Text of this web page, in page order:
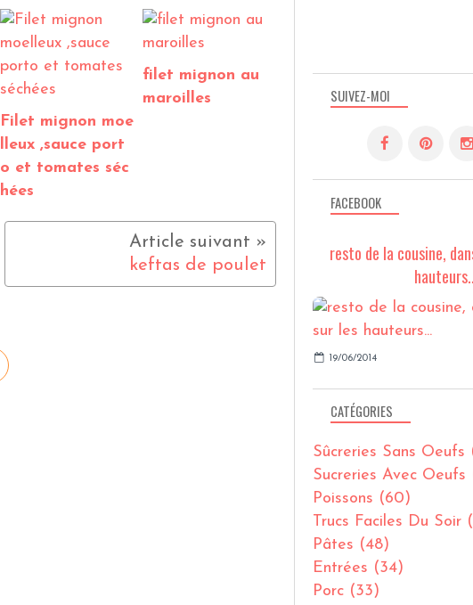
Filet mignon moe
lleux ,sauce port
o et tomates séc
hées
filet mignon au
maroilles
keftas de poulet
SUIVEZ-MOI
FACEBOOK
resto de la cousine,
19/06/2014
CATÉGORIES
Sûcreries Sans Oeufs
Sucreries Avec Oeufs
Poissons (60)
Trucs Faciles Du Soir
Pâtes (48)
Entrées (34)
Porc (33)